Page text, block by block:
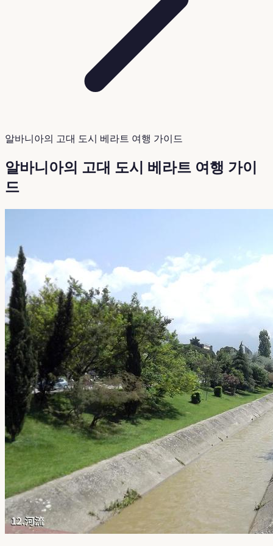
알바니아의 고대 도시 베라트 여행 가이드
알바니아의 고대 도시 베라트 여행 가이
드